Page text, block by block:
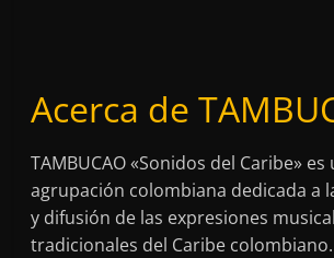
Acerca de
TAMBUCAO «Sonidos del Caribe» es
agrupación colombiana dedicada a
y difusión de las expresiones
tradicionales del Caribe